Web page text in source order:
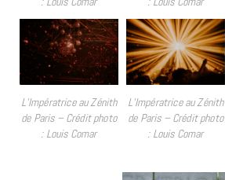
L’Impératrice au Zénith
de Paris – Crédit photo
: Louis Comar
L’Impératrice au Zénith
de Paris – Crédit photo
: Louis Comar